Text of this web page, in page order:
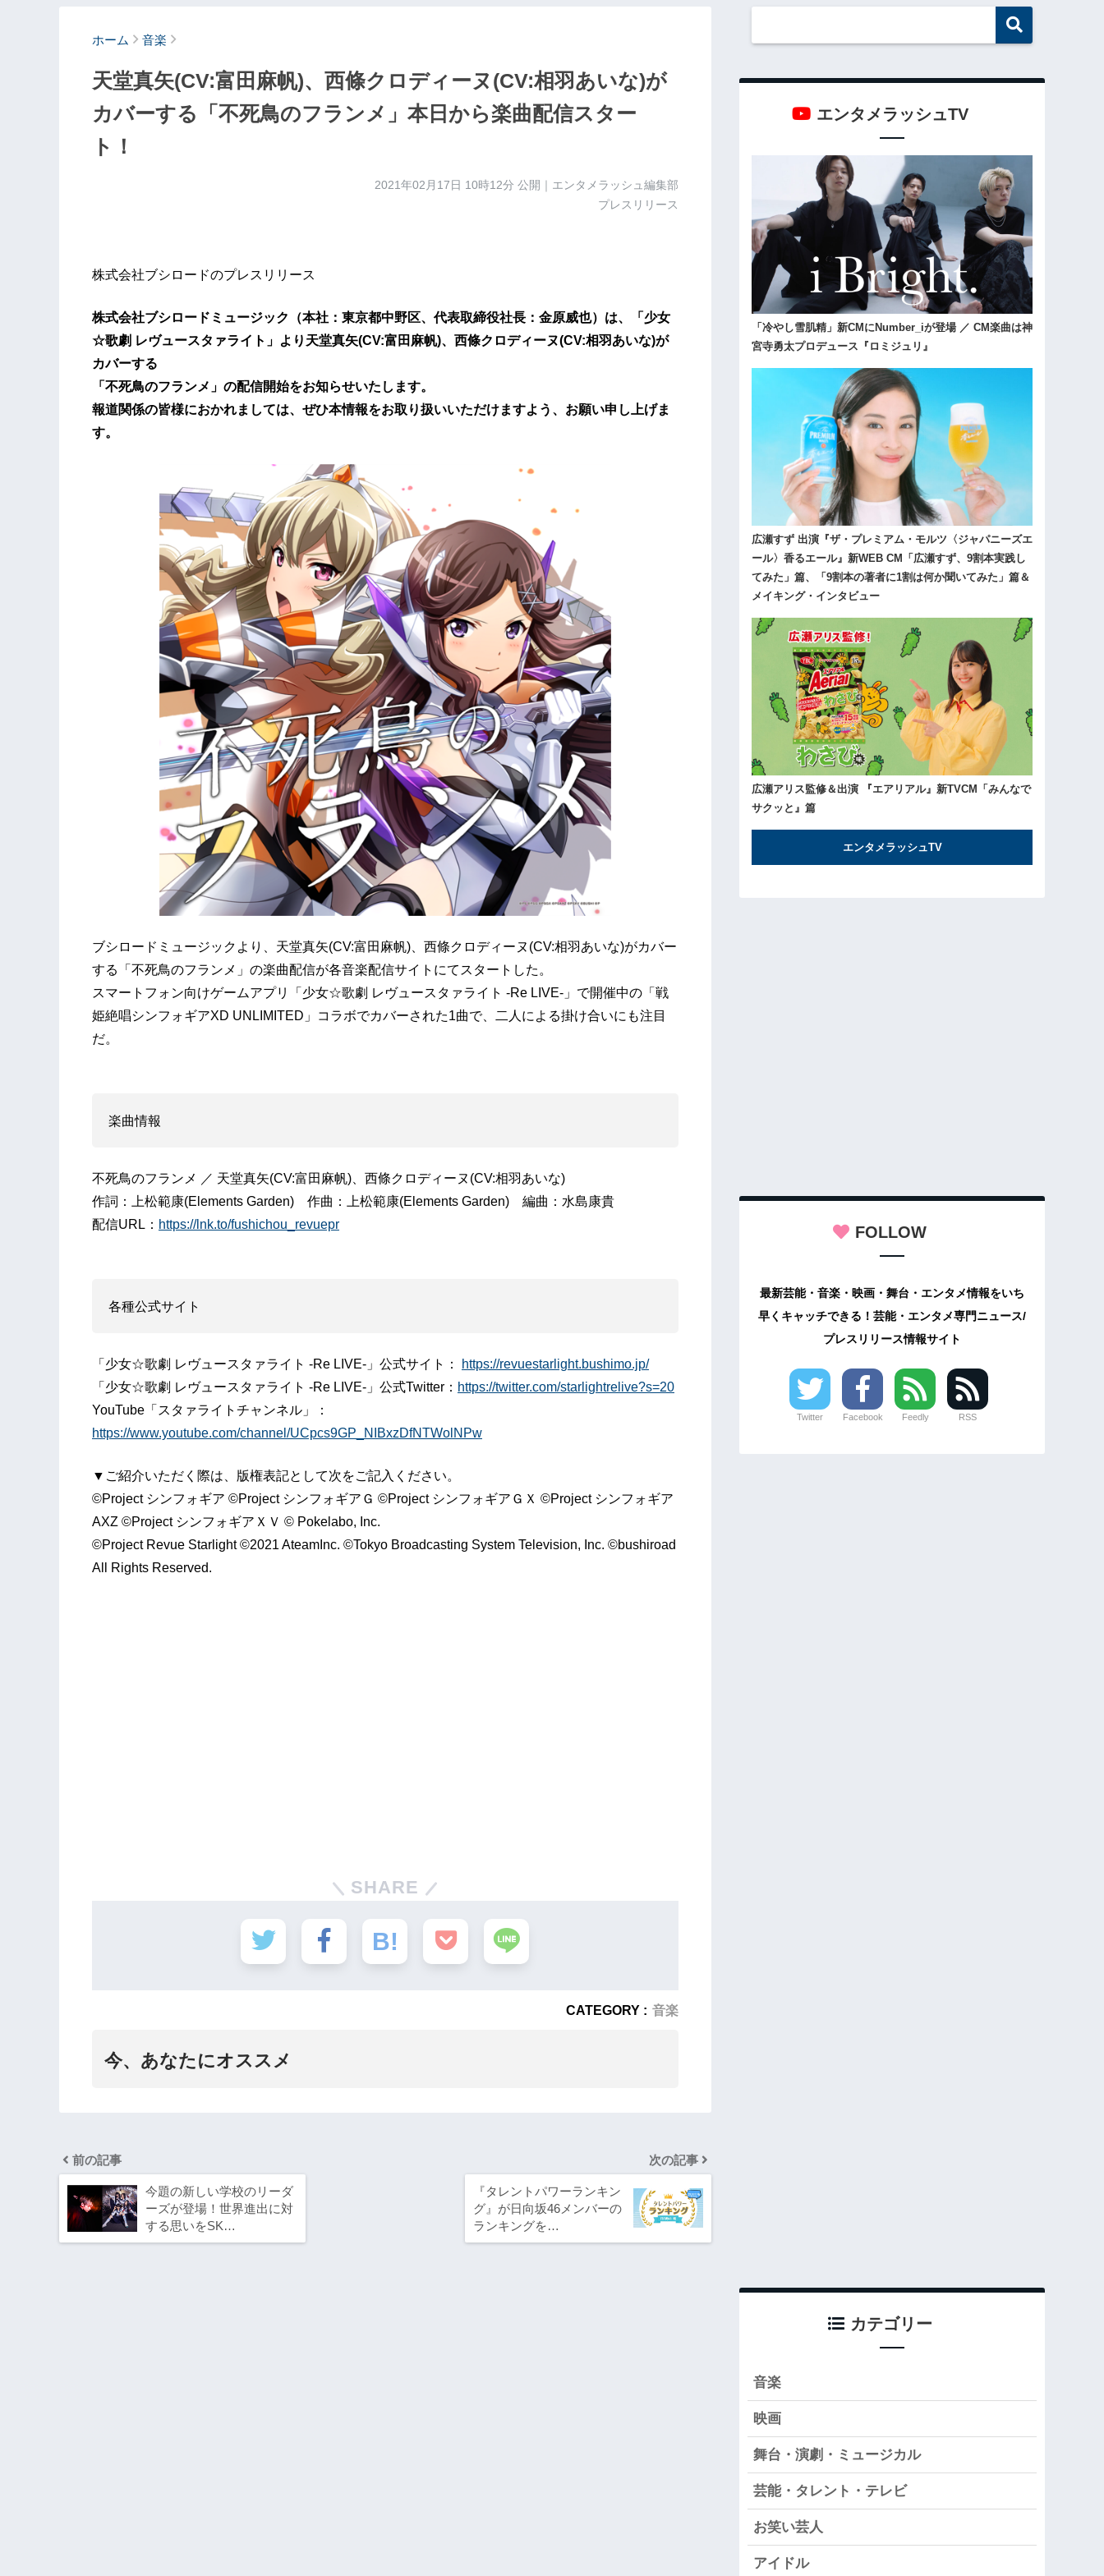
ホーム 音楽
天堂真矢(CV:富田麻帆)、西條クロディーヌ(CV:相羽あいな)が
カバーする「不死鳥のフランメ」本日から楽曲配信スター
ト！
2021年02月17日 10時12分 公開｜エンタメラッシュ編集部
プレスリリース
株式会社ブシロードのプレスリリース
株式会社ブシロードミュージック（本社：東京都中野区、代表取締役社長：金原威也）は、「少女
☆歌劇 レヴュースタァライト」より天堂真矢(CV:富田麻帆)、西條クロディーヌ(CV:相羽あいな)が
カバーする
「不死鳥のフランメ」の配信開始をお知らせいたします。
報道関係の皆様におかれましては、ぜひ本情報をお取り扱いいただけますよう、お願い申し上げま
す。
ブシロードミュージックより、天堂真矢(CV:富田麻帆)、西條クロディーヌ(CV:相羽あいな)がカバー
する「不死鳥のフランメ」の楽曲配信が各音楽配信サイトにてスタートした。
スマートフォン向けゲームアプリ「少女☆歌劇 レヴュースタァライト -Re LIVE-」で開催中の「戦
姫絶唱シンフォギアXD UNLIMITED」コラボでカバーされた1曲で、二人による掛け合いにも注目
だ。
楽曲情報
不死鳥のフランメ ／ 天堂真矢(CV:富田麻帆)、西條クロディーヌ(CV:相羽あいな)
作詞：上松範康(Elements Garden) 作曲：上松範康(Elements Garden) 編曲：水島康貴
配信URL： https://lnk.to/fushichou_revuepr
各種公式サイト
「少女☆歌劇 レヴュースタァライト -Re LIVE-」公式サイト：
https://revuestarlight.bushimo.jp/
「少女☆歌劇 レヴュースタァライト -Re LIVE-」公式Twitter： https://twitter.com/starlightrelive?s=20
YouTube「スタァライトチャンネル」：
https://www.youtube.com/channel/UCpcs9GP_NIBxzDfNTWolNPw
▼ご紹介いただく際は、版権表記として次をご記入ください。
©Project シンフォギア ©Project シンフォギアＧ ©Project シンフォギアＧＸ ©Project シンフォギア
AXZ ©Project シンフォギアＸＶ © Pokelabo, Inc.
©Project Revue Starlight ©2021 AteamInc. ©Tokyo Broadcasting System Television, Inc. ©bushiroad
All Rights Reserved.
SHARE
CATEGORY : 音楽
今、あなたにオススメ
前の記事
今題の新しい学校のリーダ
ーズが登場！世界進出に対
する思いをSK…
次の記事
『タレントパワーランキン
グ』が日向坂46メンバーの
ランキングを…
エンタメラッシュTV
「冷やし雪肌精」新CMにNumber_iが登場 ／ CM楽曲は神
宮寺勇太プロデュース『ロミジュリ』
広瀬すず 出演『ザ・プレミアム・モルツ〈ジャパニーズエ
ール〉香るエール』新WEB CM「広瀬すず、9割本実践し
てみた」篇、「9割本の著者に1割は何か聞いてみた」篇＆
メイキング・インタビュー
広瀬アリス監修＆出演 『エアリアル』新TVCM「みんなで
サクッと』篇
エンタメラッシュTV
FOLLOW
最新芸能・音楽・映画・舞台・エンタメ情報をいち
早くキャッチできる！芸能・エンタメ専門ニュース/
プレスリリース情報サイト
Twitter Facebook Feedly RSS
カテゴリー
音楽
映画
舞台・演劇・ミュージカル
芸能・タレント・テレビ
お笑い芸人
アイドル